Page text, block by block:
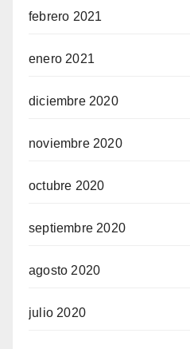
febrero 2021
enero 2021
diciembre 2020
noviembre 2020
octubre 2020
septiembre 2020
agosto 2020
julio 2020